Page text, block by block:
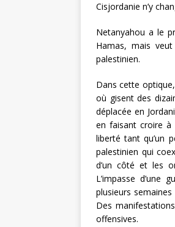
Cisjordanie n’y
Netanyahou a le
Hamas, mais
palestinien.
Dans cette
où gisent des
déplacée en
en faisant croire à
liberté tant qu’un
palestinien qui
d’un côté et les
L’impasse d’une
plusieurs
Des manifestations
offensives.